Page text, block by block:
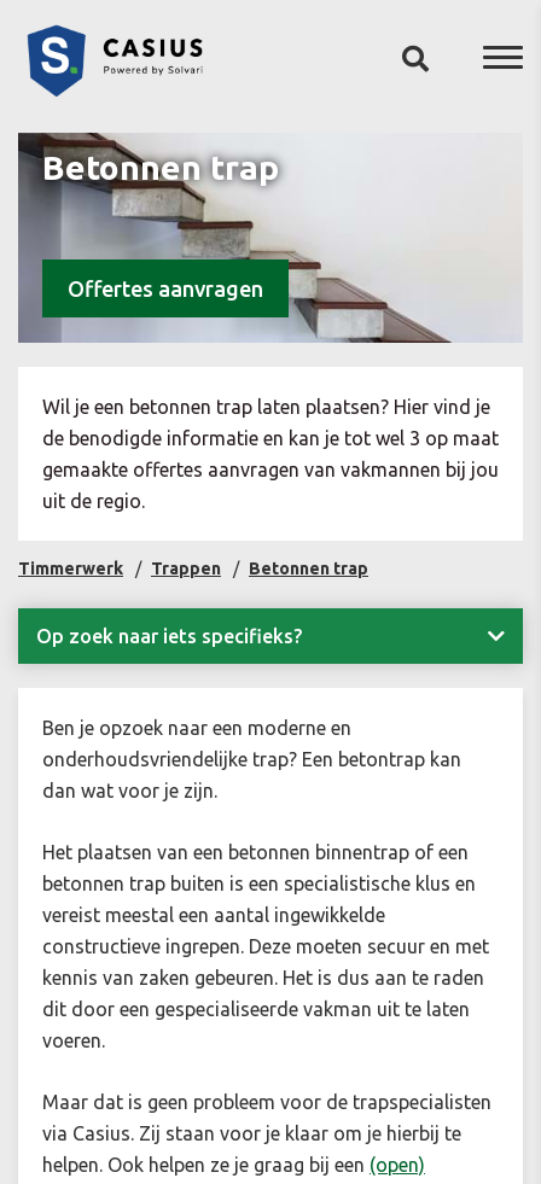
Betonnen trap
Offertes aanvragen
Wil je een betonnen trap laten plaatsen? Hier vind je
de benodigde informatie en kan je tot wel 3 op maat
gemaakte offertes aanvragen van vakmannen bij jou
uit de regio.
Timmerwerk Trappen Betonnen trap
Op zoek naar iets specifieks?
Ben je opzoek naar een moderne en
onderhoudsvriendelijke trap? Een betontrap kan
dan wat voor je zijn.
Het plaatsen van een betonnen binnentrap of een
betonnen trap buiten is een specialistische klus en
vereist meestal een aantal ingewikkelde
constructieve ingrepen. Deze moeten secuur en met
kennis van zaken gebeuren. Het is dus aan te raden
dit door een gespecialiseerde vakman uit te laten
voeren.
Maar dat is geen probleem voor de trapspecialisten
via Casius. Zij staan voor je klaar om je hierbij te
helpen. Ook helpen ze je graag bij een (open)